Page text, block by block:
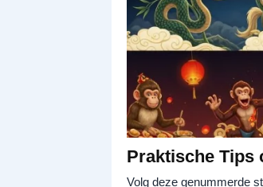
Praktische Tips
Volg deze genummerde